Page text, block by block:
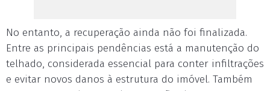
No entanto, a recuperação ainda não foi finalizada.
Entre as principais pendências está a manutenção do
telhado, considerada essencial para conter infiltrações
e evitar novos danos à estrutura do imóvel. Também